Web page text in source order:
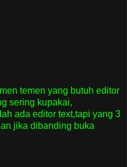
temen yang butuh editor
sering kupakai,
ada editor text,tapi yang 3
jika dibanding buka